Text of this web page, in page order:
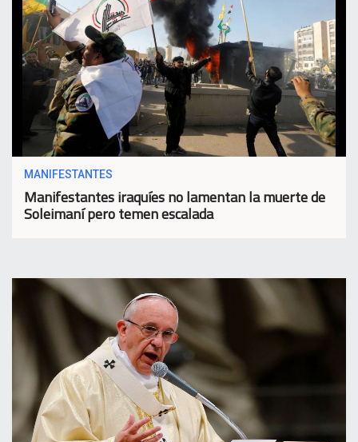
MANIFESTANTES
Manifestantes iraquíes no lamentan la muerte de
Soleimaní pero temen escalada